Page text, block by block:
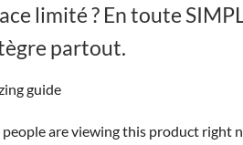
limité ? En toute
partout.
guide
are viewing this product right